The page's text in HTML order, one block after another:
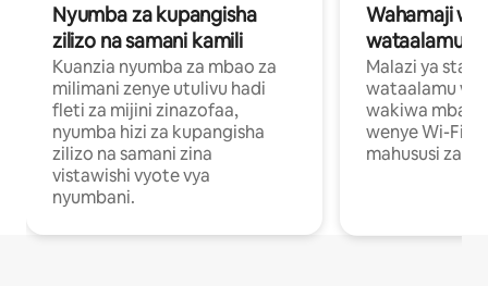
Nyumba za kupangisha
zilizo na samani kamili
Kuanzia nyumba za mbao za
milimani zenye utulivu hadi
fleti za mijini zinazofaa,
nyumba hizi za kupangisha
zilizo na samani zina
vistawishi vyote vya
nyumbani.
Wahamaji
wataalamu
Malazi ya
wataalamu
wakiwa mbali
wenye Wi-Fi
mahususi za